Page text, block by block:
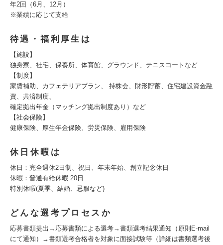
年2回（6月、12月）
※業績に応じて支給
待遇・福利厚生は
【施設】
独身寮、社宅、保養所、体育館、グラウンド、テニスコートなど
【制度】
家賃補助、カフェテリアプラン、 持株会、財形貯蓄、住宅建設資金融
資、共済制度、
確定拠出年金（マッチング拠出制度あり）など
【社会保険】
健康保険、厚生年金保険、労災保険、雇用保険
休日休暇は
休日：完全週休2日制、祝日、年末年始、創立記念休日
休暇：普通有給休暇 20日
特別休暇(夏季、結婚、忌服など)
どんな選考プロセスか
応募書類提出→応募書類による選考→書類選考結果通知（原則E-mail
にて通知）→書類選考合格者を対象に面接試験等（詳細は書類選考後